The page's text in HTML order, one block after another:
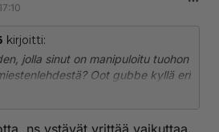
kirjoitti:
jolla sinut on manipuloitu tuohon
Oot gubbe kyllä eri
iva on tarkoitettu mutta josko
ajatuksiaan naissukupuolesta
ns ystävät yrittää vaikuttaa.